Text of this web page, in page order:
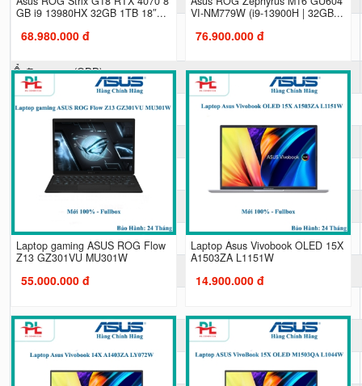
Ổ đĩa quang (ODD)
Màn hình
Kích thước màn hình
Độ phân giải
Công nghệ màn hình
Đồ Họa (VGA)
Kết nối (Network)
Wireless
GB i9 13980HX 32GB 1TB 18″...
68.980.000 đ
VI-NM779W (i9-13900H | 32GB...
76.900.000 đ
Laptop gaming ASUS ROG Flow
Z13 GZ301VU MU301W
55.000.000 đ
Laptop Asus Vivobook OLED 15X
A1503ZA L1151W
14.900.000 đ